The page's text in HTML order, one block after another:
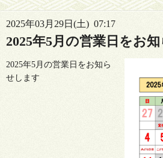
2025年03月29日(土) 07:17
2025年5月の営業日をお
2025年5月の営業日をお知ら
せします